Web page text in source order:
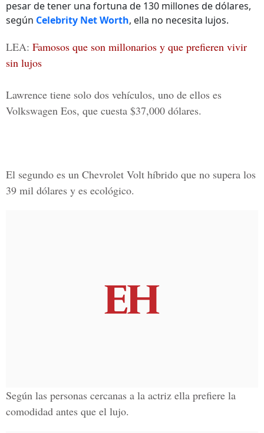
pesar de tener una fortuna de 130 millones de dólares,
según Celebrity Net Worth, ella no necesita lujos.
LEA: Famosos que son millonarios y que prefieren vivir
sin lujos
Lawrence tiene solo dos vehículos, uno de ellos es
Volkswagen Eos, que cuesta $37,000 dólares.
El segundo es un Chevrolet Volt híbrido que no supera los
39 mil dólares y es ecológico.
Según las personas cercanas a la actriz ella prefiere la
comodidad antes que el lujo.